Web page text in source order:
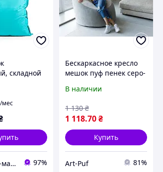
складной
/мес
Интернет-магазин качественных инструментов ''VERFO'' 97%
Бескаркасное кресло
мешок пуф пенек серо-
В наличии
1 118.70₴
1 130 ₴
Купить
Art-Puf 81%